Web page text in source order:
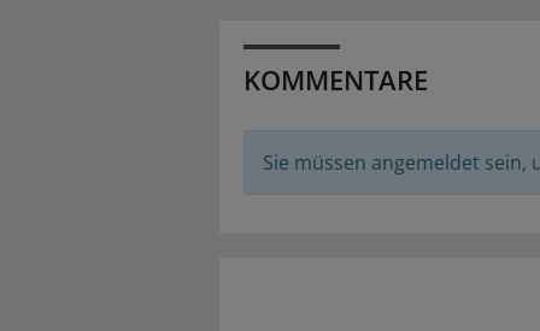
KOMMENTARE
Sie müssen angemeldet